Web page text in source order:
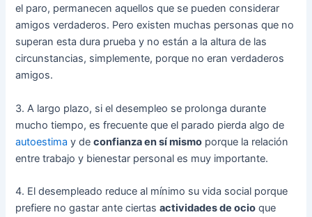
el paro, permanecen aquellos que se pueden considerar
amigos verdaderos. Pero existen muchas personas que no
superan esta dura prueba y no están a la altura de las
circunstancias, simplemente, porque no eran verdaderos
amigos.
3. A largo plazo, si el desempleo se prolonga durante
mucho tiempo, es frecuente que el parado pierda algo de
autoestima y deconfianza en sí mismo porque la relación
entre trabajo y bienestar personal es muy importante.
4. El desempleado reduce al mínimo su vida social porque
prefiere no gastar ante ciertasactividades de ocio que